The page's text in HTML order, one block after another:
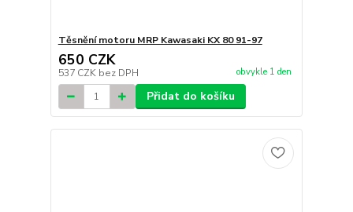
Těsnění motoru MRP Kawasaki KX 80 91-97
650 CZK
537 CZK bez DPH obvykle 1 den
Přidat do košíku